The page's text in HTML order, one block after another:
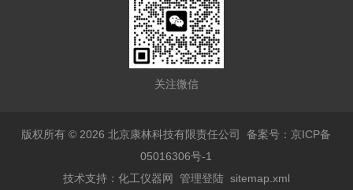
关注微信
版权所有 © 2026 北京康林科技有限责任公司备案号：京ICP备
05016306号-1
技术支持： 化工仪器网 管理登陆 sitemap.xml